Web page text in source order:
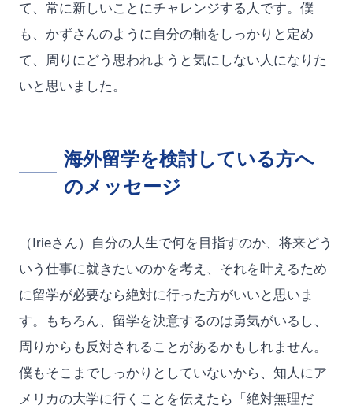
て、常に新しいことにチャレンジする人です。僕
も、かずさんのように自分の軸をしっかりと定め
て、周りにどう思われようと気にしない人になりた
いと思いました。
海外留学を検討している方へ
のメッセージ
（Irieさん）自分の人生で何を目指すのか、将来どう
いう仕事に就きたいのかを考え、それを叶えるため
に留学が必要なら絶対に行った方がいいと思いま
す。もちろん、留学を決意するのは勇気がいるし、
周りからも反対されることがあるかもしれません。
僕もそこまでしっかりとしていないから、知人にア
メリカの大学に行くことを伝えたら「絶対無理だ